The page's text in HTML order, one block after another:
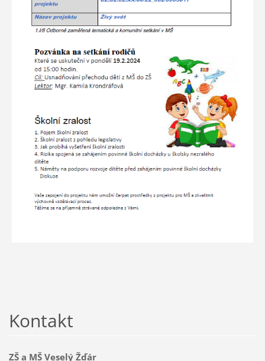
Kontakt
ZŠ a MŠ Veselý Žďár